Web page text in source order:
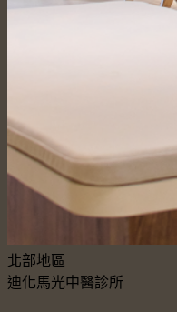
北部地區
迪化馬光中醫診所